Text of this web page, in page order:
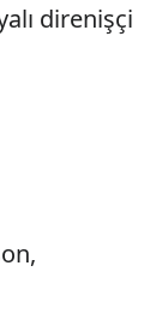
direnişçi